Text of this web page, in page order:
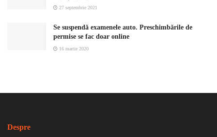
27 septembrie 2021
Se suspendă examenele auto. Preschimbările de
permise se fac doar online
16 martie 2020
Despre